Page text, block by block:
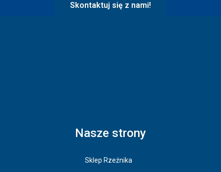
Skontaktuj się z nami!
Nasze strony
Sklep Rzeźnika